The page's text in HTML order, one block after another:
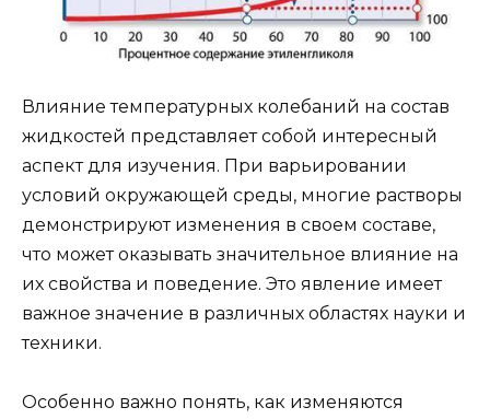
Влияние температурных колебаний на состав
жидкостей представляет собой интересный
аспект для изучения. При варьировании
условий окружающей среды, многие растворы
демонстрируют изменения в своем составе,
что может оказывать значительное влияние на
их свойства и поведение. Это явление имеет
важное значение в различных областях науки и
техники.
Особенно важно понять, как изменяются